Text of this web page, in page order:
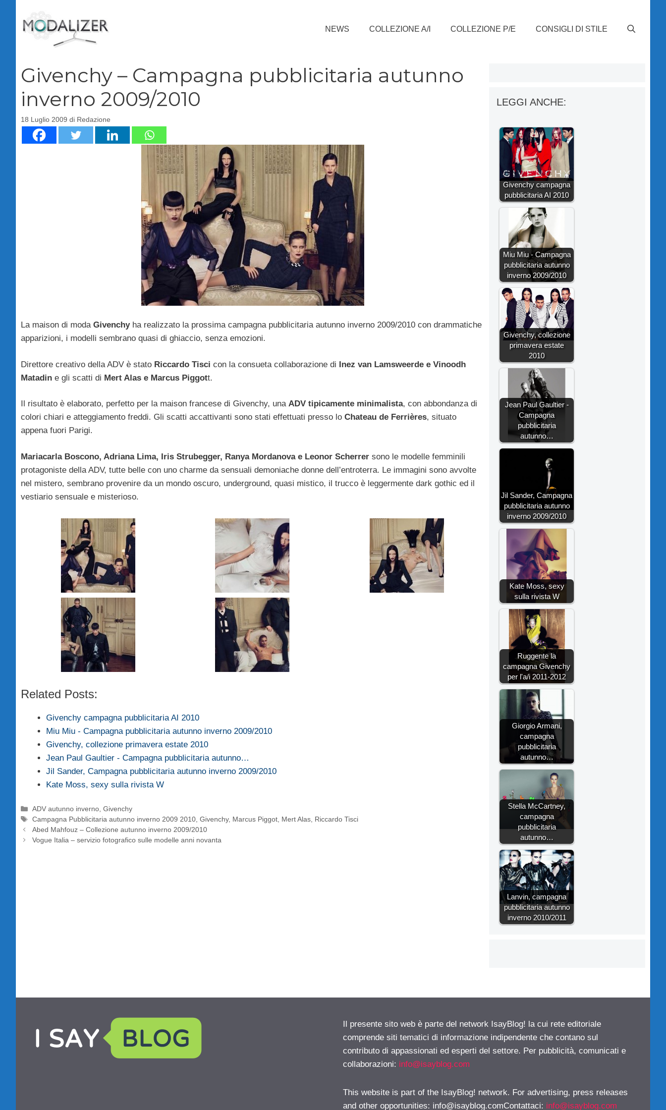
contenuto
NEWS COLLEZIONE A/I COLLEZIONE P/E CONSIGLI DI STILE
Givenchy – Campagna pubblicitaria autunno
inverno 2009/2010
18 Luglio 2009 di Redazione
La maison di moda Givenchyha realizzato la prossima campagna pubblicitaria autunno inverno 2009/2010 con drammatiche
apparizioni, i modelli sembrano quasi di ghiaccio, senza emozioni.
Direttore creativo della ADV è stato Riccardo Tisci con la consueta collaborazione di Inez van Lamsweerde e Vinoodh
Matadin e gli scatti di Mert Alas e Marcus Piggott.
Il risultato è elaborato, perfetto per la maison francese di Givenchy, una ADV tipicamente minimalista, con abbondanza di
colori chiari e atteggiamento freddi. Gli scatti accattivanti sono stati effettuati presso lo Chateau de Ferrières, situato
appena fuori Parigi.
Mariacarla Boscono, Adriana Lima, Iris Strubegger, Ranya Mordanova e Leonor Scherrer sono le modelle femminili
protagoniste della ADV, tutte belle con uno charme da sensuali demoniache donne dell’entroterra. Le immagini sono avvolte
nel mistero, sembrano provenire da un mondo oscuro, underground, quasi mistico, il trucco è leggermente dark gothic ed il
vestiario sensuale e misterioso.
Related Posts:
Givenchy campagna pubblicitaria AI 2010
Miu Miu - Campagna pubblicitaria autunno inverno 2009/2010
Givenchy, collezione primavera estate 2010
Jean Paul Gaultier - Campagna pubblicitaria autunno…
Jil Sander, Campagna pubblicitaria autunno inverno 2009/2010
Kate Moss, sexy sulla rivista W
Categorie
ADV autunno inverno,Givenchy
Tag
Campagna Pubblicitaria autunno inverno 2009 2010,Givenchy, Marcus Piggot, Mert Alas, Riccardo Tisci
Abed Mahfouz – Collezione autunno inverno 2009/2010
Vogue Italia – servizio fotografico sulle modelle anni novanta
LEGGI ANCHE:
Givenchy campagna
pubblicitaria AI 2010
Miu Miu - Campagna
pubblicitaria autunno
inverno 2009/2010
Givenchy, collezione
primavera estate
2010
Jean Paul Gaultier -
Campagna
pubblicitaria
autunno…
Jil Sander, Campagna
pubblicitaria autunno
inverno 2009/2010
Kate Moss, sexy
sulla rivista W
Ruggente la
campagna Givenchy
per l'a/i 2011-2012
Giorgio Armani,
campagna
pubblicitaria
autunno…
Stella McCartney,
campagna
pubblicitaria
autunno…
Lanvin, campagna
pubblicitaria autunno
inverno 2010/2011
Il presente sito web è parte del network IsayBlog! la cui rete editoriale
comprende siti tematici di informazione indipendente che contano sul
contributo di appassionati ed esperti del settore. Per pubblicità, comunicati e
collaborazioni: info@isayblog.com
This website is part of the IsayBlog! network. For advertising, press releases
and other opportunities: info@isayblog.comContattaci: info@isayblog.com